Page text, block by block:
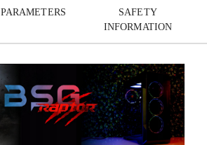
PARAMETERS
SAFETY
INFORMATION